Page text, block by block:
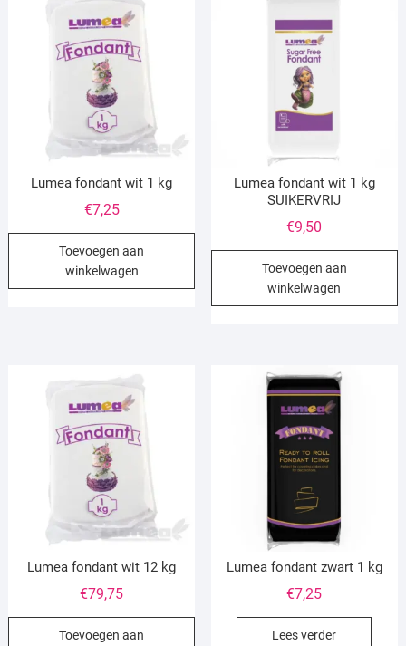
Lumea fondant wit 1 kg
€7,25
Toevoegen aan
winkelwagen
Lumea fondant wit 1 kg
SUIKERVRIJ
€9,50
Toevoegen aan
winkelwagen
Lumea fondant wit 12 kg
€79,75
Toevoegen aan
Lumea fondant zwart 1 kg
€7,25
Lees verder